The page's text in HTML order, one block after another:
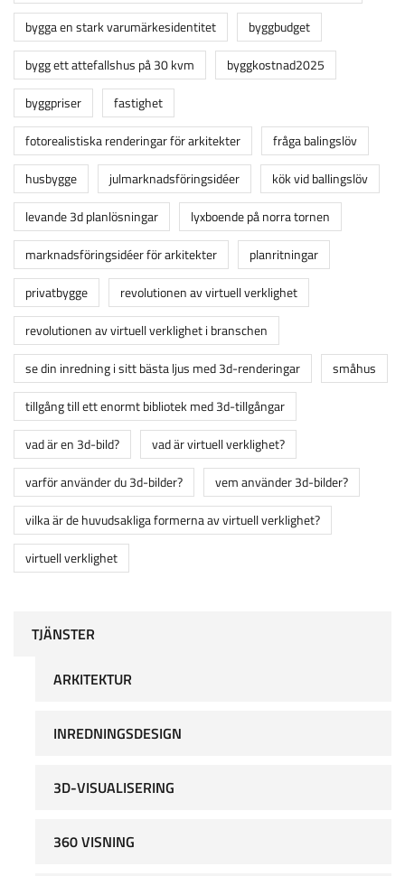
bygga en stark varumärkesidentitet
byggbudget
bygg ett attefallshus på 30 kvm
byggkostnad2025
byggpriser
fastighet
fotorealistiska renderingar för arkitekter
fråga balingslöv
husbygge
julmarknadsföringsidéer
kök vid ballingslöv
levande 3d planlösningar
lyxboende på norra tornen
marknadsföringsidéer för arkitekter
planritningar
privatbygge
revolutionen av virtuell verklighet
revolutionen av virtuell verklighet i branschen
se din inredning i sitt bästa ljus med 3d-renderingar
småhus
tillgång till ett enormt bibliotek med 3d-tillgångar
vad är en 3d-bild?
vad är virtuell verklighet?
varför använder du 3d-bilder?
vem använder 3d-bilder?
vilka är de huvudsakliga formerna av virtuell verklighet?
virtuell verklighet
TJÄNSTER
ARKITEKTUR
INREDNINGSDESIGN
3D-VISUALISERING
360 VISNING